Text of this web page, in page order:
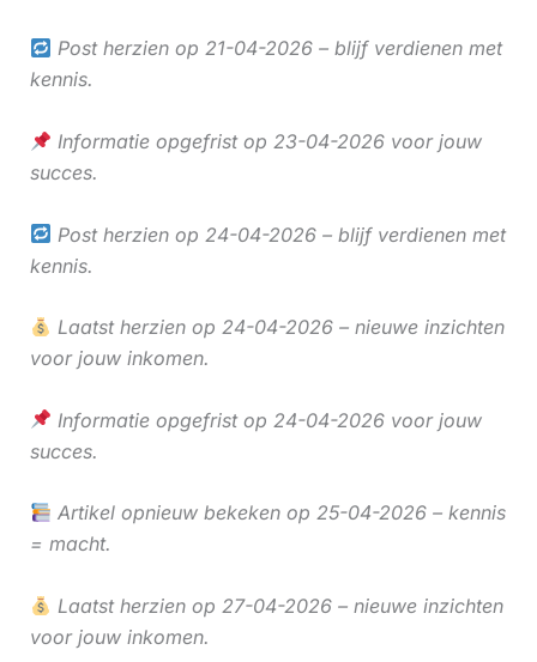
Post herzien op 21-04-2026 – blijf verdienen met
kennis.
Informatie opgefrist op 23-04-2026 voor jouw
succes.
Post herzien op 24-04-2026 – blijf verdienen met
kennis.
Laatst herzien op 24-04-2026 – nieuwe inzichten
voor jouw inkomen.
Informatie opgefrist op 24-04-2026 voor jouw
succes.
Artikel opnieuw bekeken op 25-04-2026 – kennis
= macht.
Laatst herzien op 27-04-2026 – nieuwe inzichten
voor jouw inkomen.